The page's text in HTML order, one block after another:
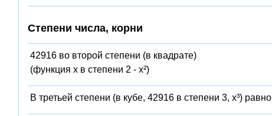
Степени числа, корни
42916 во второй степени (в квадрате)
(функция x в степени 2 - x²)
В третьей степени (в кубе, 42916 в степени 3, x³) равно